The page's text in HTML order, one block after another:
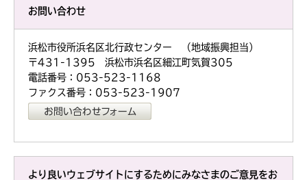
お問い合わせ
浜松市役所浜名区北行政センター （地域振興担当）
〒431-1395 浜松市浜名区細江町気賀305
電話番号：053-523-1168
ファクス番号：053-523-1907
より良いウェブサイトにするためにみなさまのご意見をお